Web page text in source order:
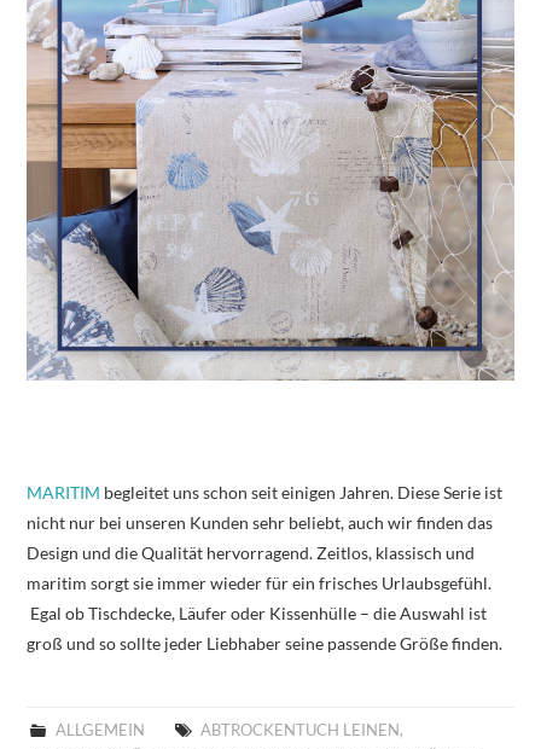
MARITIM begleitet uns schon seit einigen Jahren. Diese Serie ist
nicht nur bei unseren Kunden sehr beliebt, auch wir finden das
Design und die Qualität hervorragend. Zeitlos, klassisch und
maritim sorgt sie immer wieder für ein frisches Urlaubsgefühl.
Egal ob Tischdecke, Läufer oder Kissenhülle – die Auswahl ist
groß und so sollte jeder Liebhaber seine passende Größe finden.
ALLGEMEIN ABTROCKENTUCH LEINEN ,